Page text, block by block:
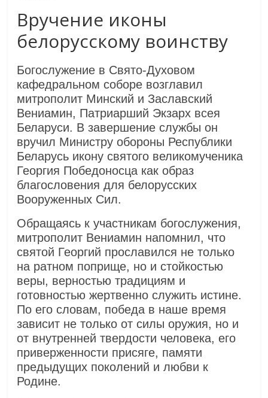
Вручение иконы
белорусскому воинству
Богослужение в Свято‑Духовом
кафедральном соборе возглавил
митрополит Минский и Заславский
Вениамин, Патриарший Экзарх всея
Беларуси. В завершение службы он
вручил Министру обороны Республики
Беларусь икону святого великомученика
Георгия Победоносца как образ
благословения для белорусских
Вооруженных Сил.
Обращаясь к участникам богослужения,
митрополит Вениамин напомнил, что
святой Георгий прославился не только
на ратном поприще, но и стойкостью
веры, верностью традициям и
готовностью жертвенно служить истине.
По его словам, победа в наше время
зависит не только от силы оружия, но и
от внутренней твердости человека, его
приверженности присяге, памяти
предыдущих поколений и любви к
Родине.